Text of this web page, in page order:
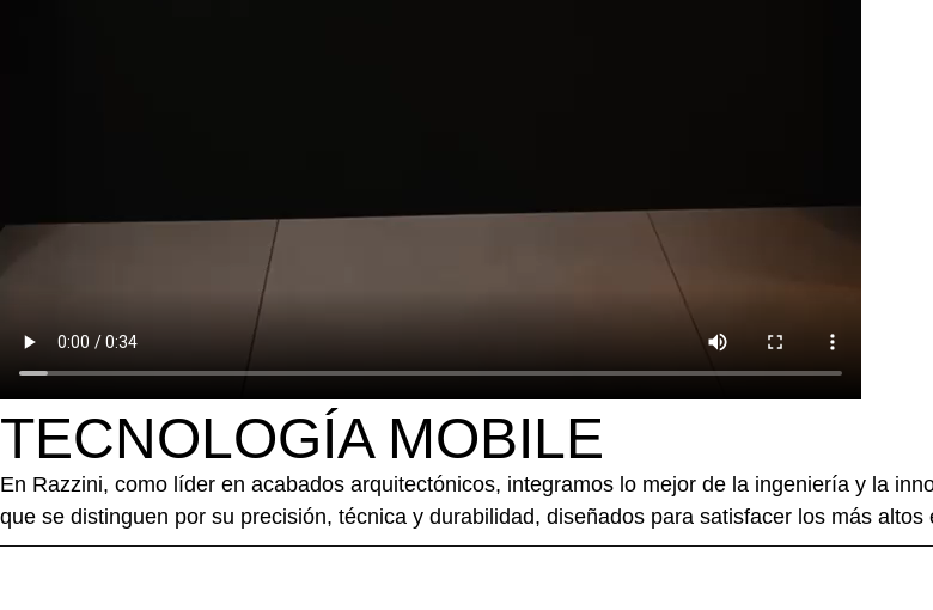
TECNOLOGÍA MOBILE
En Razzini, como líder en acabados arquitectónicos, integramos lo mejor de la ingeniería y la
que se distinguen por su precisión, técnica y durabilidad, diseñados para satisfacer los más